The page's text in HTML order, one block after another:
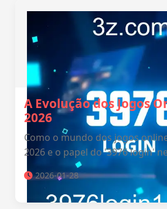
A Evolução dos Jogos
2026
Como o mundo dos jogos
2026 e o papel do '3976 login'
2026-01-28